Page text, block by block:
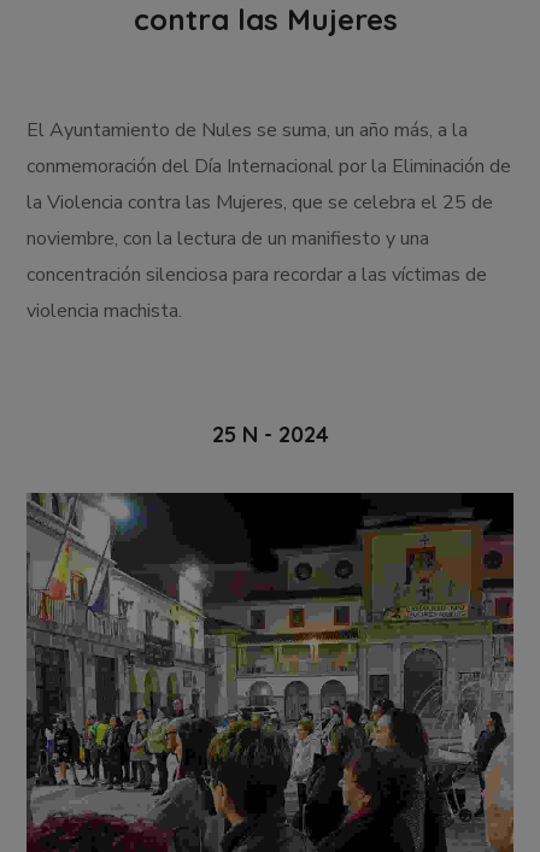
contra las Mujeres
El Ayuntamiento de Nules se suma, un año más, a la
conmemoración del Día Internacional por la Eliminación de
la Violencia contra las Mujeres, que se celebra el 25 de
noviembre, con la lectura de un manifiesto y una
concentración silenciosa para recordar a las víctimas de
violencia machista.
25 N - 2024